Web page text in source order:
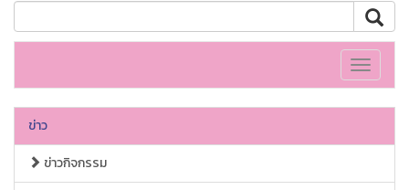
Toggle
ข่าว
ข่าวกิจกรรม